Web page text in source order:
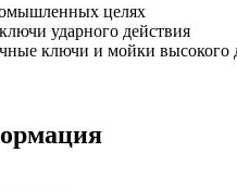
целях
ударного действия
ключи и мойки высокого